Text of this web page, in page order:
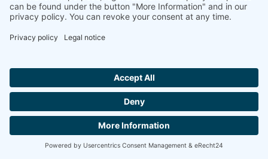
Hallo ich bin LINAI! Wie kann ich dir
CONTACT